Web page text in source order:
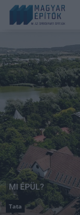
MI ÉPÜL?
Tata